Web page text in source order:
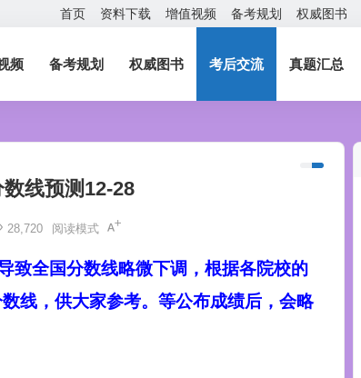
首页 资料下载 增值视频 备考规划 权威图书
频 备考规划 权威图书 考后交流 真题汇总
线预测12-28
28,720 阅读模式
致全国分数线略微下调，根据各院校的
线，供大家参考。等公布成绩后，会略